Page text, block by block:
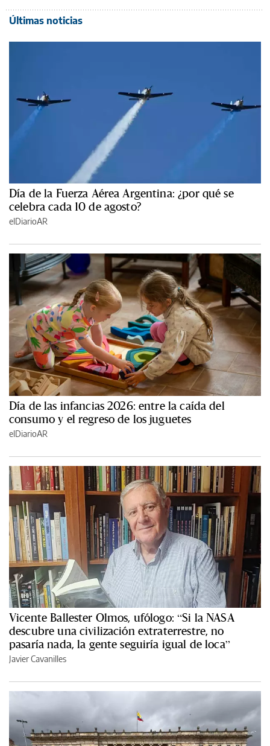
Últimas noticias
Día de la Fuerza Aérea Argentina: ¿por qué se
celebra cada 10 de agosto?
elDiarioAR
Día de las infancias 2026: entre la caída del
consumo y el regreso de los juguetes
elDiarioAR
Vicente Ballester Olmos, ufólogo: “Si la NASA
descubre una civilización extraterrestre, no
pasaría nada, la gente seguiría igual de loca”
Javier Cavanilles